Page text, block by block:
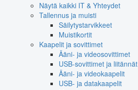
Näytä kaikki IT & Yhteydet
Tallennus ja muisti
Säilytystarvikkeet
Muistikortit
Kaapelit ja sovittimet
Ääni- ja videosovittimet
USB-sovittimet ja liitännät
Ääni- ja videokaapelit
USB- ja datakaapelit